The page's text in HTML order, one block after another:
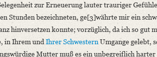
zur Erneuerung lauter trauriger Gefühle
Stunden bezeichneten, ge[3]währte mir ein
hinversetzen konnte; vorzüglich, da ich so gut
in Ihrem und Ihrer SchwesternUmgange gelebt,
Mutter muß es ein unbegreiflich harter